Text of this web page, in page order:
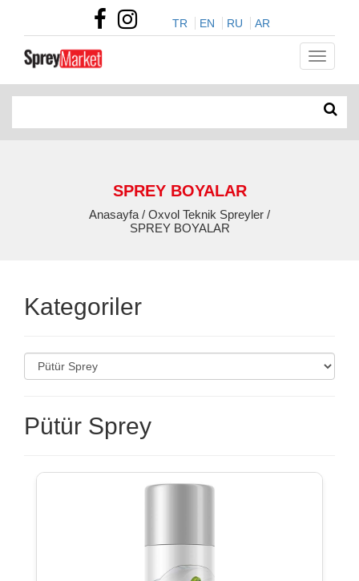
TR EN RU AR
SPREY BOYALAR
Anasayfa / Oxvol Teknik Spreyler /
SPREY BOYALAR
Kategoriler
Pütür Sprey